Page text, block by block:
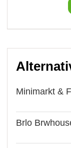
Minimarkt &
Brlo